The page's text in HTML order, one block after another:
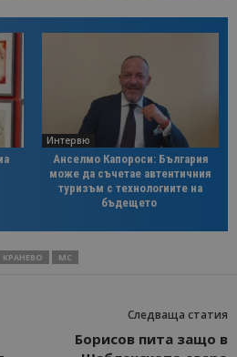
Интервю
Анселмо Капороси: България
може да съчетае автентичния
туризъм с технологиите на
бъдещето
КРАНЕВО МС
Следваща статия
Борисов пита защо в